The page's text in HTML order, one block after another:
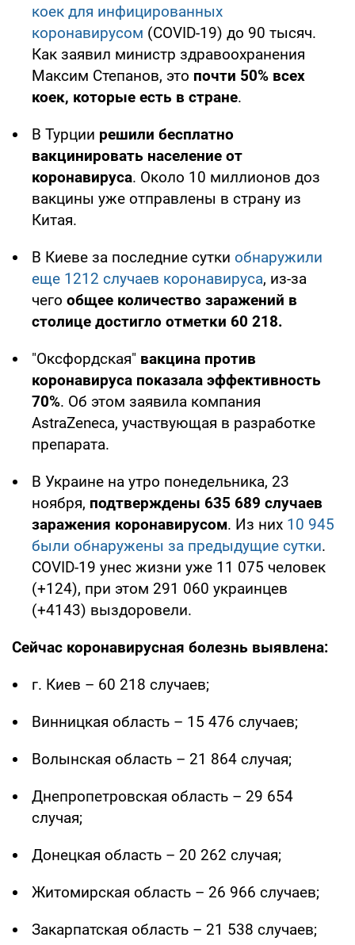
коек для инфицированных
коронавирусом (COVID-19) до 90 тысяч.
Как заявил министр здравоохранения
Максим Степанов, это почти 50% всех
коек, которые есть в стране.
В Турции решили бесплатно
вакцинировать население от
коронавируса. Около 10 миллионов доз
вакцины уже отправлены в страну из
Китая.
В Киеве за последние сутки обнаружили
еще 1212 случаев коронавируса, из-за
чего общее количество заражений в
столице достигло отметки 60 218.
"Оксфордская" вакцина против
коронавируса показала эффективность
70%. Об этом заявила компания
AstraZeneca, участвующая в разработке
препарата.
В Украине на утро понедельника, 23
ноября, подтверждены 635 689 случаев
заражения коронавирусом. Из них 10 945
были обнаружены за предыдущие сутки.
COVID-19 унес жизни уже 11 075 человек
(+124), при этом 291 060 украинцев
(+4143) выздоровели.
Сейчас коронавирусная болезнь выявлена:
г. Киев – 60 218 случаев;
Винницкая область – 15 476 случаев;
Волынская область – 21 864 случая;
Днепропетровская область – 29 654
случая;
Донецкая область – 20 262 случая;
Житомирская область – 26 966 случаев;
Закарпатская область – 21 538 случаев;